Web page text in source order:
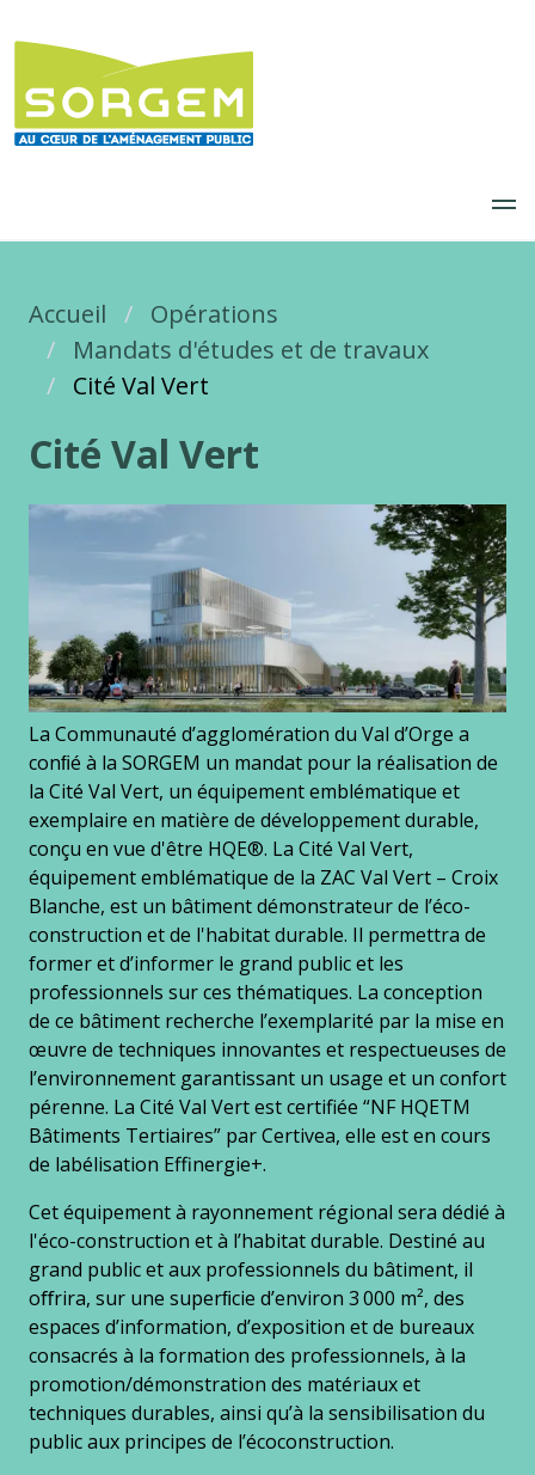
au
principal
Fil d'Ariane
Accueil
Opérations
Mandats d'études et de travaux
Cité Val Vert
Cité Val Vert
La Communauté d’agglomération du Val d’Orge a
conﬁé à la SORGEM un mandat pour la réalisation de
la Cité Val Vert, un équipement emblématique et
exemplaire en matière de développement durable,
conçu en vue d'être HQE®. La Cité Val Vert,
équipement emblématique de la ZAC Val Vert – Croix
Blanche, est un bâtiment démonstrateur de l’éco-
construction et de l'habitat durable. Il permettra de
former et d’informer le grand public et les
professionnels sur ces thématiques. La conception
de ce bâtiment recherche l’exemplarité par la mise en
œuvre de techniques innovantes et respectueuses de
l’environnement garantissant un usage et un confort
pérenne. La Cité Val Vert est certifiée “NF HQETM
Bâtiments Tertiaires” par Certivea, elle est en cours
de labélisation Effinergie+.
Cet équipement à rayonnement régional sera dédié à
l'éco-construction et à l’habitat durable. Destiné au
grand public et aux professionnels du bâtiment, il
oﬀrira, sur une superﬁcie d’environ 3 000 m², des
espaces d’information, d’exposition et de bureaux
consacrés à la formation des professionnels, à la
promotion/démonstration des matériaux et
techniques durables, ainsi qu’à la sensibilisation du
public aux principes de l’écoconstruction.